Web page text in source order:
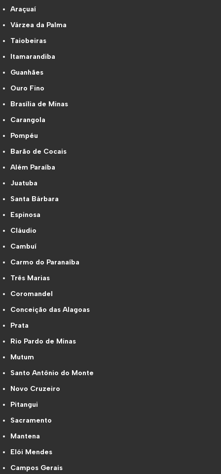
Araçuaí
Várzea da Palma
Taiobeiras
Itamarandiba
Guanhães
Ouro Fino
Brasília de Minas
Carangola
Pompéu
Barão de Cocais
Além Paraíba
Juatuba
Santa Bárbara
Espinosa
Cláudio
Cambuí
Carmo do Paranaíba
Três Marias
Coromandel
Conceição das Alagoas
Prata
Rio Pardo de Minas
Mutum
Santo Antônio do Monte
Novo Cruzeiro
Pitangui
Sacramento
Mantena
Elói Mendes
Campos Gerais